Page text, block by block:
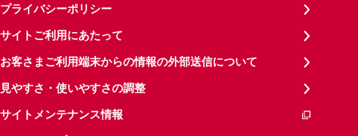
プライバシーポリシー
サイトご利用にあたって
お客さまご利用端末からの情報の外部送信について
見やすさ・使いやすさの調整
サイトメンテナンス情報